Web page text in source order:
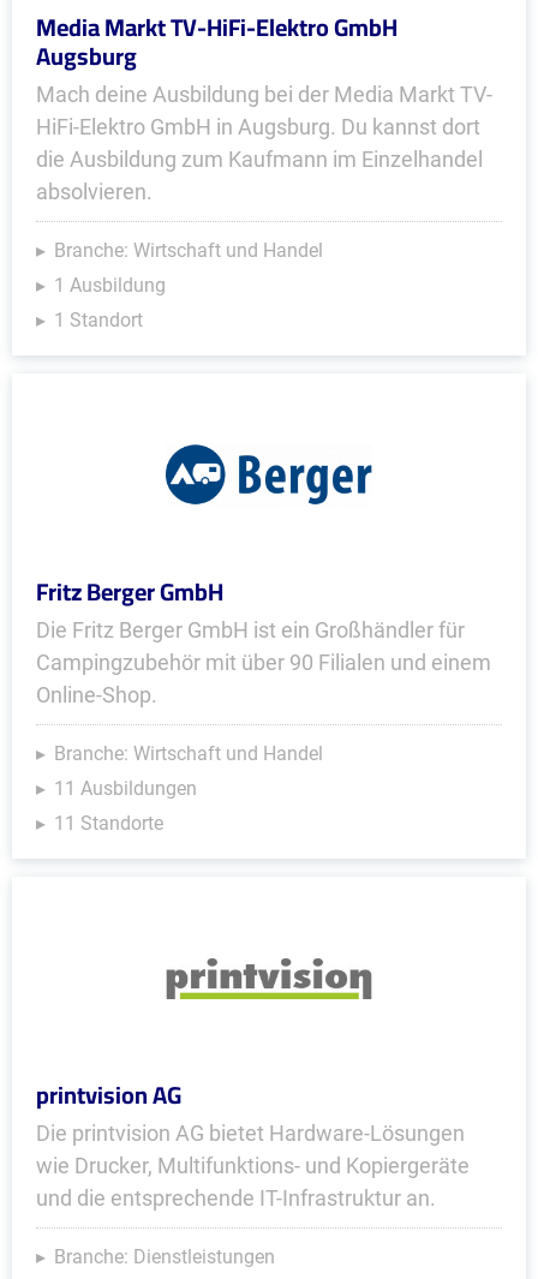
Media Markt TV-HiFi-Elektro GmbH
Augsburg
Mach deine Ausbildung bei der Media Markt TV-
HiFi-Elektro GmbH in Augsburg. Du kannst dort
die Ausbildung zum Kaufmann im Einzelhandel
absolvieren.
Branche: Wirtschaft und Handel
1 Ausbildung
1 Standort
Fritz Berger GmbH
Die Fritz Berger GmbH ist ein Großhändler für
Campingzubehör mit über 90 Filialen und einem
Online-Shop.
Branche: Wirtschaft und Handel
11 Ausbildungen
11 Standorte
printvision AG
Die printvision AG bietet Hardware-Lösungen
wie Drucker, Multifunktions- und Kopiergeräte
und die entsprechende IT-Infrastruktur an.
Branche: Dienstleistungen